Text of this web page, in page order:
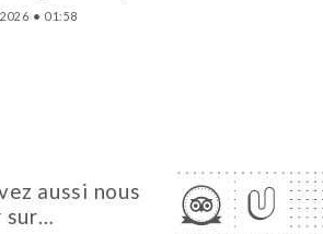
• 01:58
aussi nous
sur…